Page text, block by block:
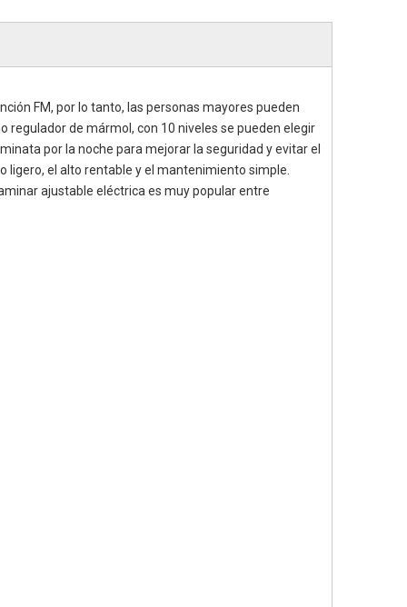
FM, por lo tanto, las personas mayores pueden
regulador de mármol, con 10 niveles se pueden elegir
por la noche para mejorar la seguridad y evitar el
ligero, el alto rentable y el mantenimiento simple.
ajustable eléctrica es muy popular entre